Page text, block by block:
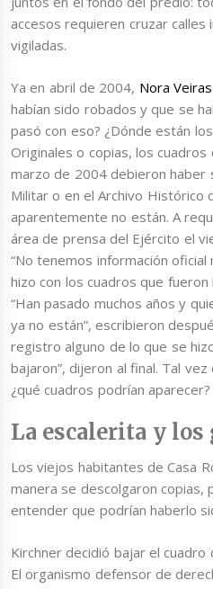
accesos requieren cruzar calles
vigiladas.
Ya en abril de 2004, Nora
habían sido robados y que se
pasó con eso? ¿Dónde están
Originales o copias, los
marzo de 2004 debieron haber
Militar o en el Archivo Histórico
aparentemente no están. A
área de prensa del Ejército el
“No tenemos información oficial
hizo con los cuadros que
“Han pasado muchos años y
ya no están”, escribieron
registro alguno de lo que se
bajaron”, dijeron al final. Tal
¿qué cuadros podrían aparecer?
La escalerita y los
Los viejos habitantes de Casa
manera se descolgaron
entender que podrían haberlo
Kirchner decidió bajar el cuadro
El organismo defensor de